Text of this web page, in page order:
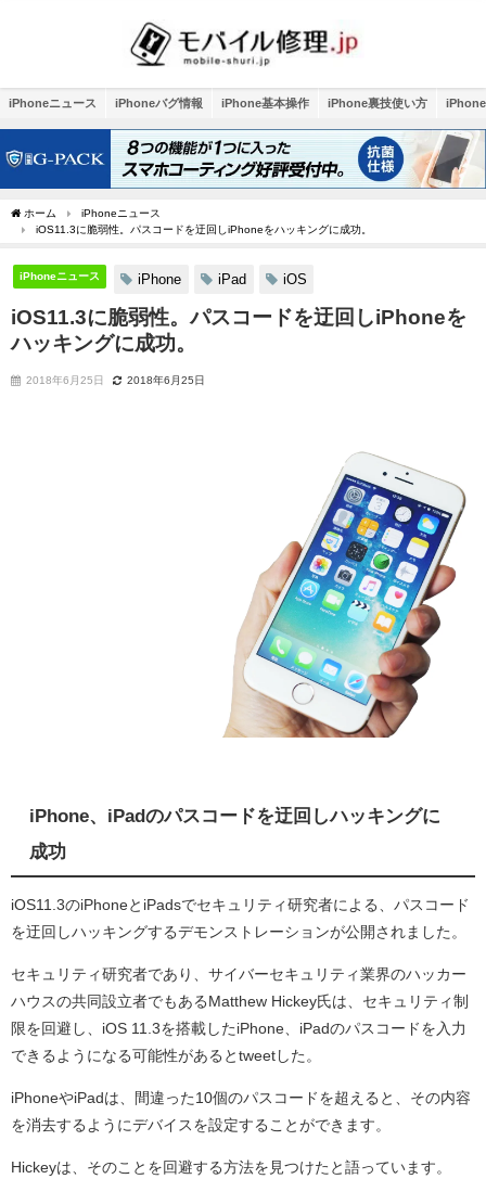
iPhoneニュース iPhoneバグ情報 iPhone基本操作 iPhone裏技使い方
ホーム
iPhoneニュース
iOS11.3に脆弱性。パスコードを迂回しiPhoneをハッキングに成功。
iPhoneニュース iPhone iPad iOS
iOS11.3に脆弱性。パスコードを迂回しiPhoneを
ハッキングに成功。
2018年6月25日 2018年6月25日
iPhone、iPadのパスコードを迂回しハッキングに
成功
iOS11.3のiPhoneとiPadsでセキュリティ研究者による、パスコード
を迂回しハッキングするデモンストレーションが公開されました。
セキュリティ研究者であり、サイバーセキュリティ業界のハッカー
ハウスの共同設立者でもあるMatthew Hickey氏は、セキュリティ制
限を回避し、iOS 11.3を搭載したiPhone、iPadのパスコードを入力
できるようになる可能性があるとtweetした。
iPhoneやiPadは、間違った10個のパスコードを超えると、その内容
を消去するようにデバイスを設定することができます。
Hickeyは、そのことを回避する方法を見つけたと語っています。